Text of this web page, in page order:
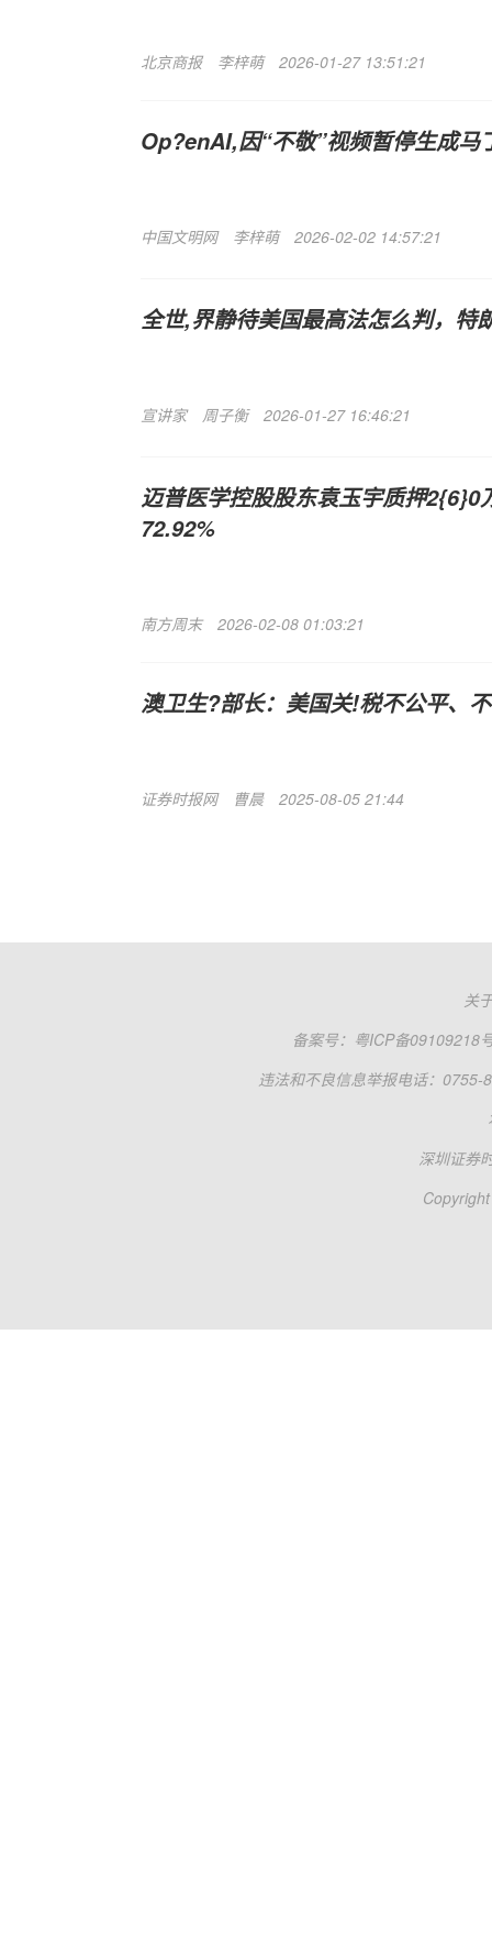
北京商报 李梓萌 2026-01-27 13:51:21
Op?enAI,因“不敬”视频暂停生成马
中国文明网 李梓萌 2026-02-02 14:57:21
全世,界静待美国最高法怎么判，特
宣讲家 周子衡 2026-01-27 16:46:21
迈普医学控股股东袁玉宇质押2{6}0
72.92%
南方周末 2026-02-08 01:03:21
澳卫生?部长：美国关!税不公平、
证券时报网 曹晨 2025-08-05 21:44
关
备案号： 粤ICP备09109218
违法和不良信息举报电话：0755-
深圳证券